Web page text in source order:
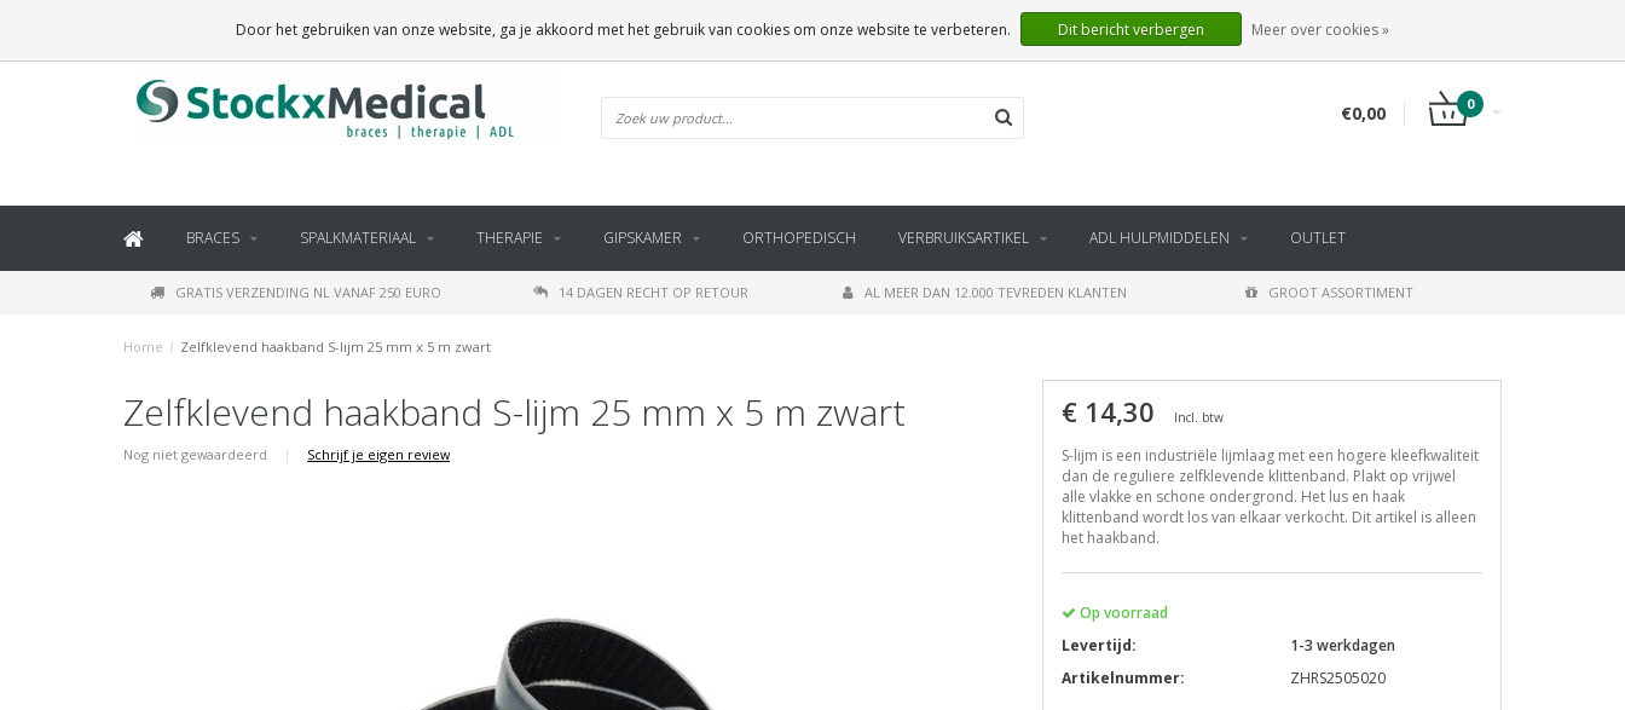
INLOGGEN
NL
€0,00 0
BRACES SPALKMATERIAAL THERAPIE GIPSKAMER ORTHOPEDISCH VERBRUIKSARTIKEL ADL HULPMIDDELEN OUTLET
GRATIS VERZENDING NL VANAF 250 EURO 14 DAGEN RECHT OP RETOUR AL MEER DAN 12.000 TEVREDEN KLANTEN GROOT ASSORTIMENT
Home / Zelfklevend haakband S-lijm 25 mm x 5 m zwart
Zelfklevend haakband S-lijm 25 mm x 5 m zwart
Nog niet gewaardeerd | Schrijf je eigen review
€ 14,30 Incl. btw
S-lijm is een industriële lijmlaag met een hogere kleefkwaliteit
dan de reguliere zelfklevende klittenband. Plakt op vrijwel
alle vlakke en schone ondergrond. Het lus en haak
klittenband wordt los van elkaar verkocht. Dit artikel is alleen
het haakband.
Op voorraad
Levertijd:
1-3 werkdagen
Artikelnummer:
ZHRS2505020
Door het gebruiken van onze website, ga je akkoord met het gebruik van cookies om onze website te verbeteren. Dit bericht verbergen Meer over cookies »